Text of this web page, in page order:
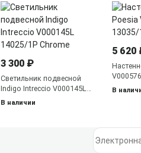
3 300 ₽
Светильник подвесной
Indigo Intreccio V000145L
14025/1P Chrome
В наличии
5 620
В